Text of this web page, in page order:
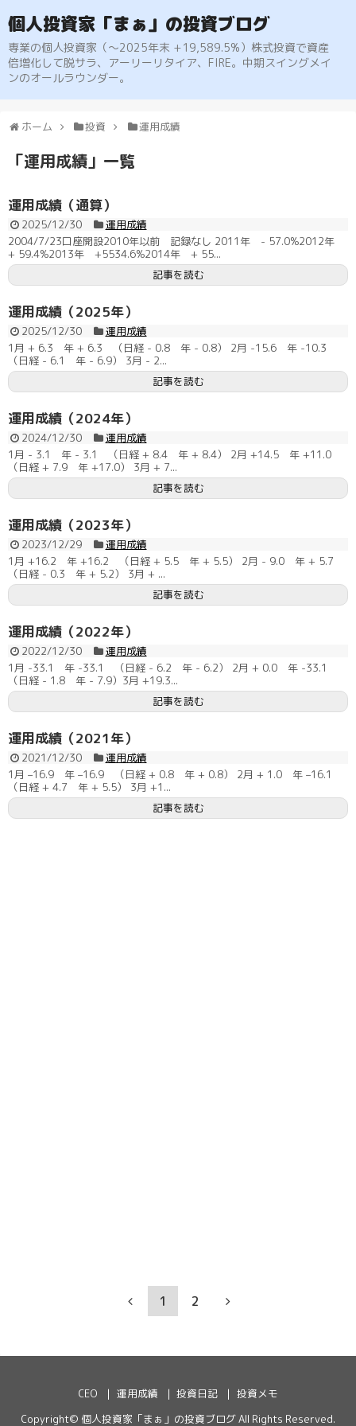
個人投資家「まぁ」の投資ブログ
専業の個人投資家（〜2025年末 +19,589.5%）株式投資で資産
倍増化して脱サラ、アーリーリタイア、FIRE。中期スイングメイ
ンのオールラウンダー。
ホーム 投資 運用成績
「運用成績 」 一覧
運用成績（通算）
2025/12/30
運用成績
2004/7/23口座開設2010年以前 記録なし 2011年 - 57.0%2012年
+ 59.4%2013年 +5534.6%2014年 + 55...
記事を読む
運用成績（2025年）
2025/12/30
運用成績
1月 + 6.3 年 + 6.3 （日経 - 0.8 年 - 0.8） 2月 -15.6 年 -10.3
（日経 - 6.1 年 - 6.9） 3月 - 2...
記事を読む
運用成績（2024年）
2024/12/30
運用成績
1月 - 3.1 年 - 3.1 （日経 + 8.4 年 + 8.4） 2月 +14.5 年 +11.0
（日経 + 7.9 年 +17.0） 3月 + 7...
記事を読む
運用成績（2023年）
2023/12/29
運用成績
1月 +16.2 年 +16.2 （日経 + 5.5 年 + 5.5） 2月 - 9.0 年 + 5.7
（日経 - 0.3 年 + 5.2） 3月 + ...
記事を読む
運用成績（2022年）
2022/12/30
運用成績
1月 -33.1 年 -33.1 （日経 - 6.2 年 - 6.2） 2月 + 0.0 年 -33.1
（日経 - 1.8 年 - 7.9）3月 +19.3...
記事を読む
運用成績（2021年）
2021/12/30
運用成績
1月 –16.9 年 –16.9 （日経 + 0.8 年 + 0.8） 2月 + 1.0 年 –16.1
（日経 + 4.7 年 + 5.5） 3月 +1...
記事を読む
1 2
CEO 運用成績 投資日記
投資メモ
Copyright© 個人投資家「まぁ」の投資ブログAll Rights Reserved.